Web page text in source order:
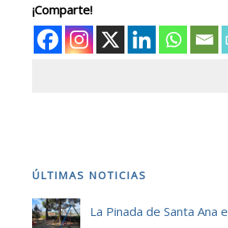
¡Comparte!
ÚLTIMAS NOTICIAS
La Pinada de Santa Ana